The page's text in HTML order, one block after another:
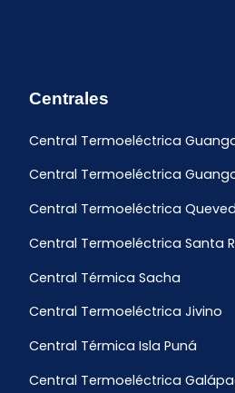
Centrales
Central Termoeléctrica
Central Termoeléctrica
Central Termoeléctrica
Central Termoeléctrica Santa
Central Térmica Sacha
Central Termoeléctrica Jivino
Central Térmica Isla Puná
Central Termoeléctrica